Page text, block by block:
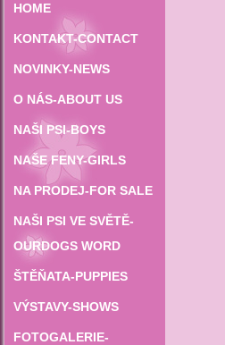
HOME
KONTAKT-CONTACT
NOVINKY-NEWS
O NÁS-ABOUT US
NAŠI PSI-BOYS
NAŠE FENY-GIRLS
NA PRODEJ-FOR SALE
NAŠI PSI VE SVĚTĚ-
OURDOGS WORD
ŠTĚŇATA-PUPPIES
VÝSTAVY-SHOWS
FOTOGALERIE-